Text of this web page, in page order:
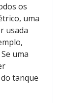
os
uma
usada
uma
tanque